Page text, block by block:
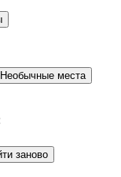
Необычные места
заново